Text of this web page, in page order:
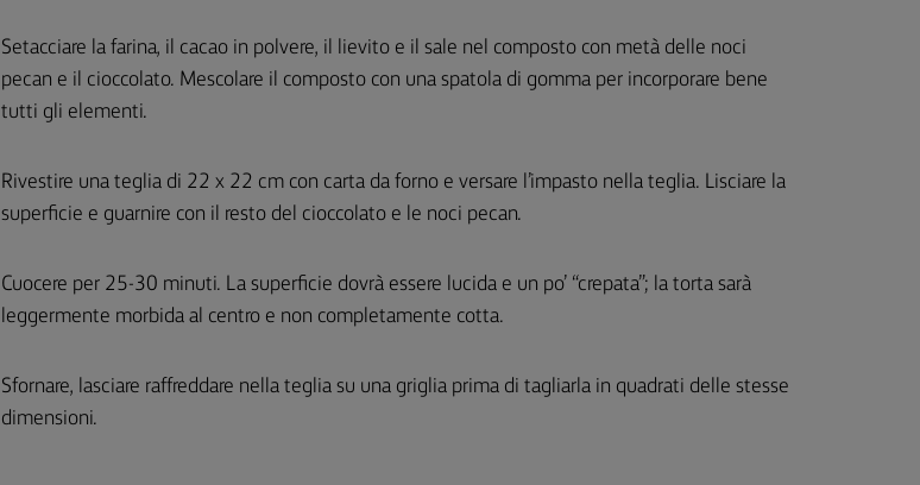
Setacciare la farina, il cacao in polvere, il lievito e il sale nel composto con metà delle noci
pecan e il cioccolato. Mescolare il composto con una spatola di gomma per incorporare bene
tutti gli elementi.
Rivestire una teglia di 22 x 22 cm con carta da forno e versare l’impasto nella teglia. Lisciare la
superficie e guarnire con il resto del cioccolato e le noci pecan.
Cuocere per 25-30 minuti. La superficie dovrà essere lucida e un po’ “crepata”; la torta sarà
leggermente morbida al centro e non completamente cotta.
Sfornare, lasciare raffreddare nella teglia su una griglia prima di tagliarla in quadrati delle stesse
dimensioni.